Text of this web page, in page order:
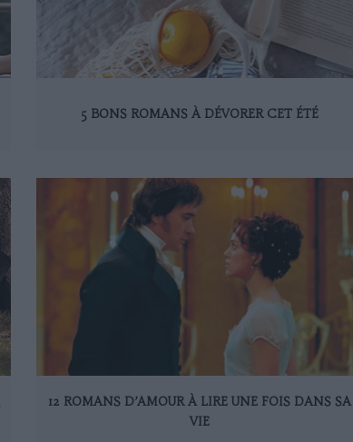
5 BONS ROMANS À DÉVORER CET ÉTÉ
12 ROMANS D’AMOUR À LIRE UNE FOIS DANS SA
VIE